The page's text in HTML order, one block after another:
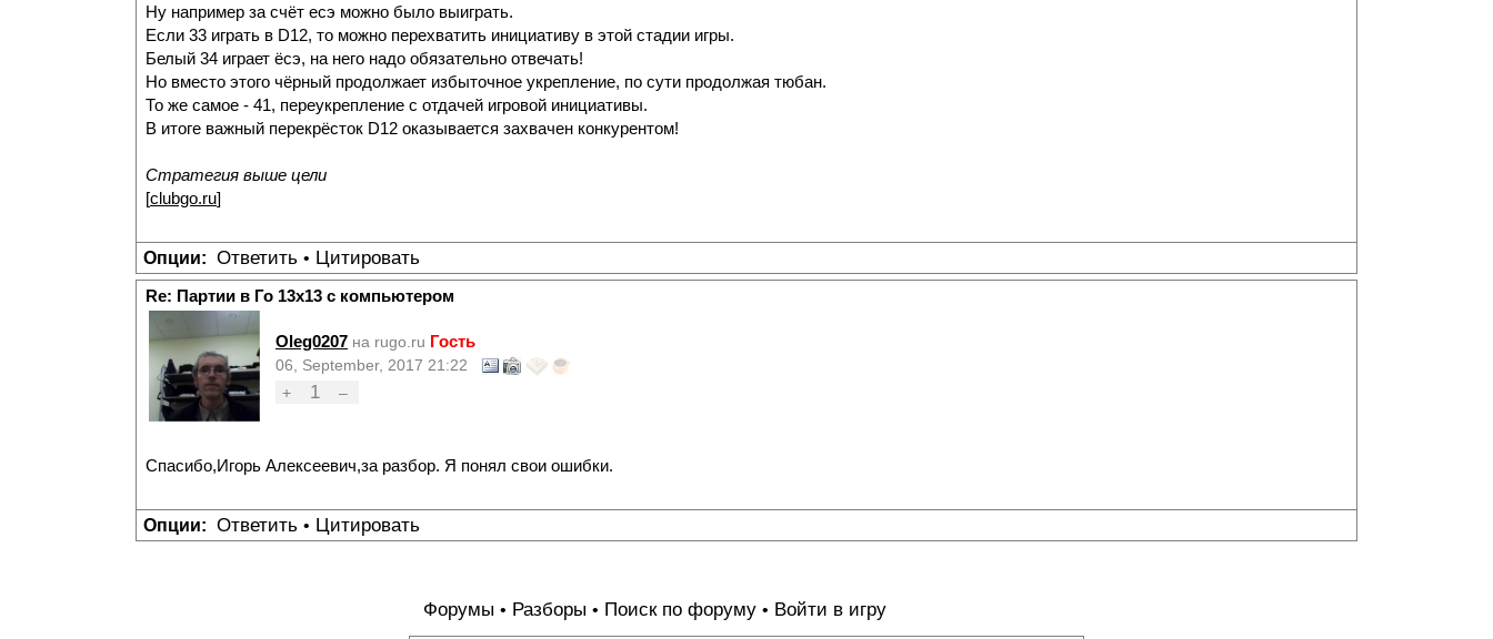
Ну например за счёт есэ можно было выиграть.
Если 33 играть в D12, то можно перехватить инициативу в этой стадии игры.
Белый 34 играет ёсэ, на него надо обязательно отвечать!
Но вместо этого чёрный продолжает избыточное укрепление, по сути продолжая тюбан.
То же самое - 41, переукрепление с отдачей игровой инициативы.
В итоге важный перекрёсток D12 оказывается захвачен конкурентом!
Стратегия выше цели
[clubgo.ru]
Опции: Ответить • Цитировать
Re: Партии в Го 13х13 с компьютером
Oleg0207 на rugo.ru Гость
06, September, 2017 21:22
+
1 –
Спасибо,Игорь Алексеевич,за разбор. Я понял свои ошибки.
Опции: Ответить • Цитировать
Форумы • Разборы • Поиск по форуму • Войти в игру